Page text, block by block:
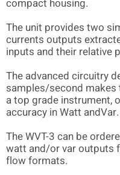
compact housing.
The unit provides two
currents outputs
inputs and their relative
The advanced circuitry
samples/second makes
a top grade instrument,
accuracy in Watt andVar.
The WVT-3 can be
watt and/or var outputs
flow formats.